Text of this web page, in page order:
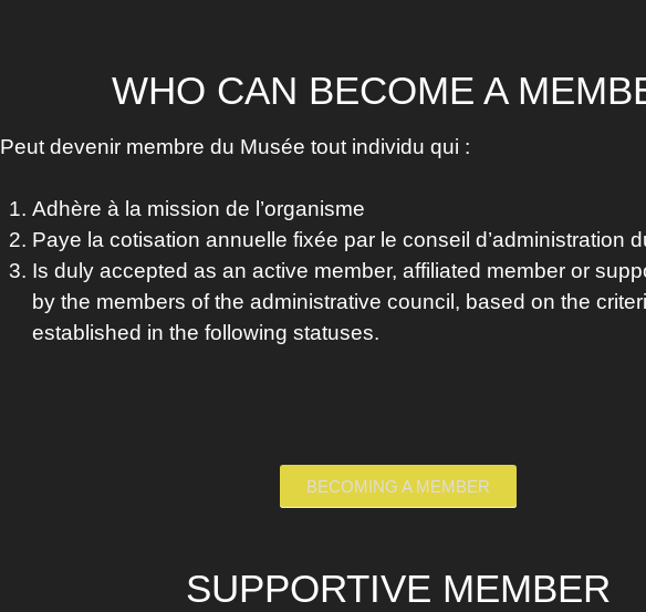
WHO CAN BECOME A
Peut devenir membre du Musée tout individu qui :
Adhère à la mission de l’organisme
Paye la cotisation annuelle fixée par le conseil d’administration
Is duly accepted as an active member, affiliated member or
by the members of the administrative council, based on the
established in the following statuses.
BECOMING A MEMBER
SUPPORTIVE MEMBER